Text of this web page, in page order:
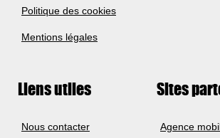
Politique des cookies
Mentions légales
Liens utiles
Nous contacter
Sites
Agence